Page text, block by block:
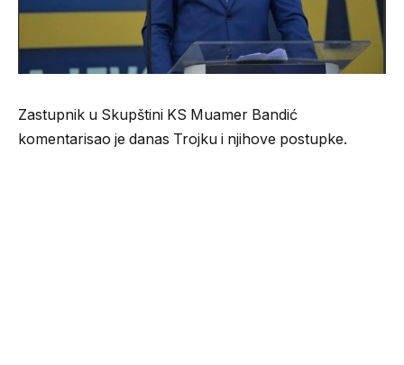
Zastupnik u Skupštini KS Muamer Bandić
komentarisao je danas Trojku i njihove postupke.